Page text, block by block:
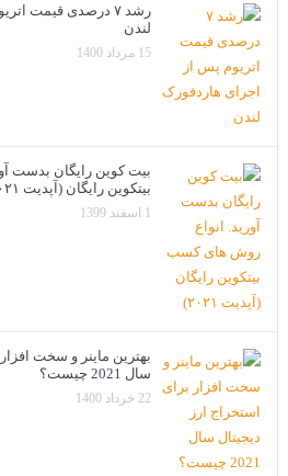
رشد ۷ درصدی قیمت
لندن
15 مرداد 1400
بیت کوین رایگان بدست
بیتکوین رایگان (آپدیت ۲۰۲۱)
1 اسفند 1399
بهترین ماینر و سخت
سال 2021 چیست؟
22 خرداد 1400